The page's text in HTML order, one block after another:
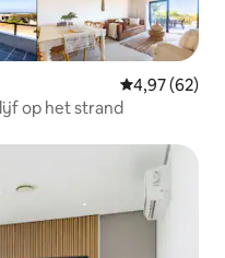
Gemiddelde
4,97 (62)
op het strand